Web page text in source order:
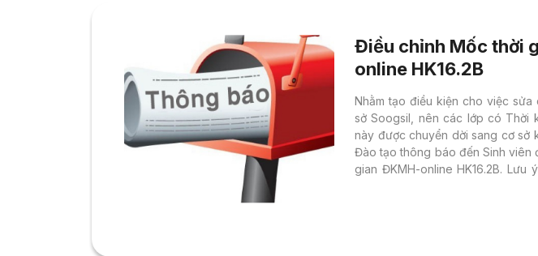
Điều chỉnh Mốc thời
online HK16.2B
Nhằm tạo điều kiện cho việc
sở Soogsil, nên các lớp có Thời
này được chuyển dời sang cơ sở
Đào tạo thông báo đến Sinh viên
gian ĐKMH-online HK16.2B. Lưu
lòng liên hệ: + Chị Trần
email